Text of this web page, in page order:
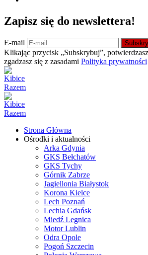
Zapisz się do newslettera!
E-mail
Klikając przycisk „Subskrybuj”,
zgadzasz się z zasadami Polityka prywatności
Strona Główna
Ośrodki i aktualności
Arka Gdynia
GKS Bełchatów
GKS Tychy
Górnik Zabrze
Jagiellonia Białystok
Korona Kielce
Lech Poznań
Lechia Gdańsk
Miedź Legnica
Motor Lublin
Odra Opole
Pogoń Szczecin